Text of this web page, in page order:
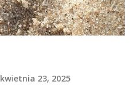
kwietnia 23, 2025